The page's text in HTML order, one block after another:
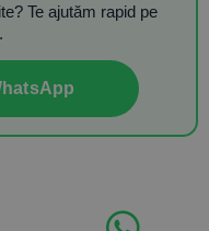
Te ajutăm rapid pe